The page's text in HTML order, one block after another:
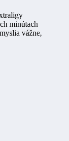
minútach
vážne,